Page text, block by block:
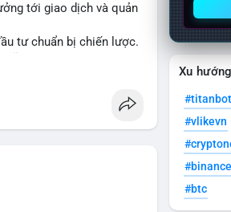
tới giao dịch và quản
tư chuẩn bị chiến lược.
Xu
#titanbot
#vlikevn
#btc